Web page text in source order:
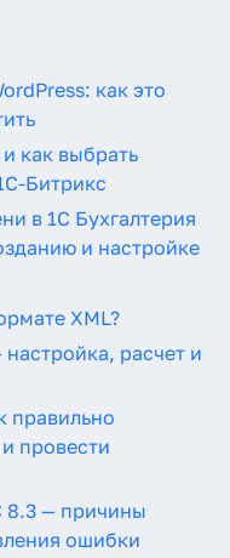
как это
как выбрать
Битрикс
в 1С Бухгалтерия
и настройке
XML?
расчет и
правильно
провести
8.3 — причины
ошибки